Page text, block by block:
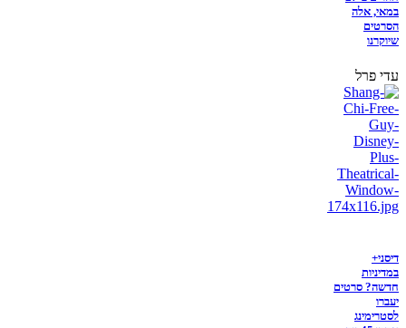
במאי, אלה
הסרטים
שיוקרנו
עדי פרל
דיסני+
במדיניות
חדשה? סרטים
יעברו
לסטרימינג